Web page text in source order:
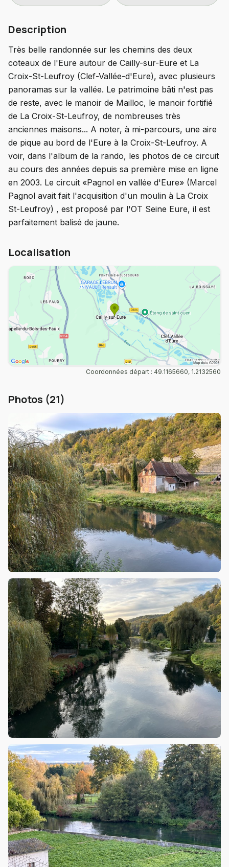
Description
Très belle randonnée sur les chemins des deux
coteaux de l'Eure autour de Cailly-sur-Eure et La
Croix-St-Leufroy (Clef-Vallée-d'Eure), avec plusieurs
panoramas sur la vallée. Le patrimoine bâti n'est pas
de reste, avec le manoir de Mailloc, le manoir fortifié
de La Croix-St-Leufroy, de nombreuses très
anciennes maisons... A noter, à mi-parcours, une aire
de pique au bord de l'Eure à la Croix-St-Leufroy. A
voir, dans l'album de la rando, les photos de ce circuit
au cours des années depuis sa première mise en ligne
en 2003. Le circuit «Pagnol en vallée d'Eure» (Marcel
Pagnol avait fait l'acquisition d'un moulin à La Croix
St-Leufroy) , est proposé par l'OT Seine Eure, il est
parfaitement balisé de jaune.
Localisation
Coordonnées départ : 49.1165660, 1.2132560
Photos (21)